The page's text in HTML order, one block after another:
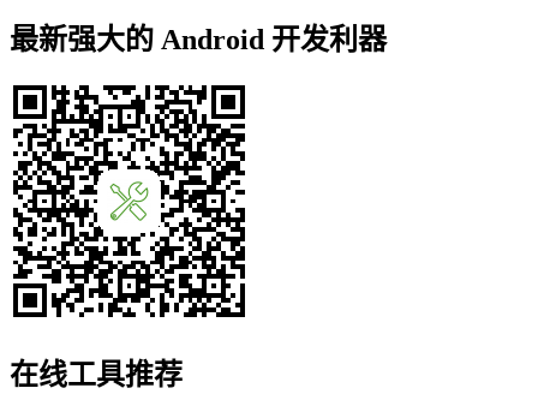
最新强大的 Android 开发利器
在线工具推荐